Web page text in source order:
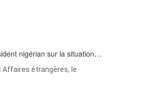
nigérian sur la situation…
Affaires étrangères, le